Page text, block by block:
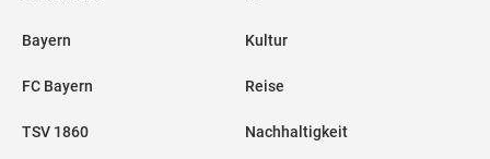
Bayern
FC Bayern
TSV 1860
Kultur
Reise
Nachhaltigkeit